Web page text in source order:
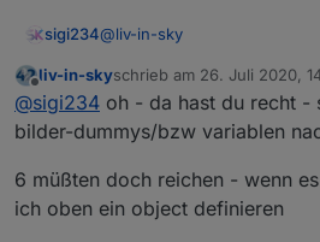
sigi234@liv-in-sky
Hinweis , wenn die MD
werden muss man auch die
zu sehen.
Offline
liv-in-skyschrieb am 26. Juli 2020,
zuletzt editiert von
@sigi234 oh - da hast du recht -
bilder-dummys/bzw variablen
6 müßten doch reichen - wenn
ich oben ein object definieren